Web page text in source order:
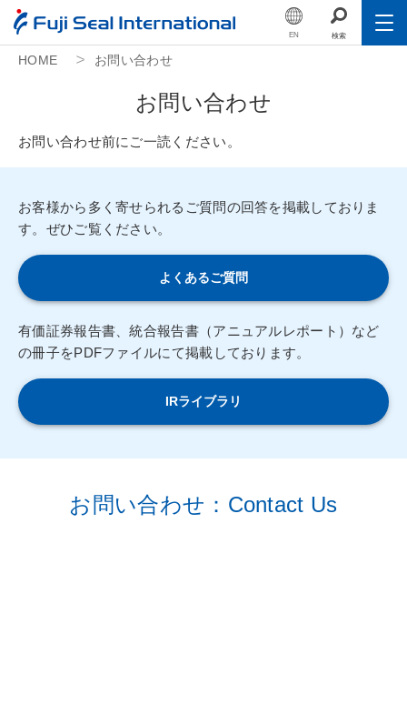
EN 検索
HOME お問い合わせ
お問 い合わせ
お問い合わせ前にご一読ください。
お客様から多く寄せられるご質問の回答を掲載しておりま
す。ぜひご覧ください。
よくあるご質問
有価証券報告書、統合報告書（アニュアルレポート）など
の冊子をPDFファイルにて掲載しております。
IRライブラリ
お問い合わせ：Contact Us
サステナビリティ
IR（投資家情報）
人的資本
採用情報
公益財団法人フジシール財団
お問い合わせ
個人情報保護方針
サイトポリシー